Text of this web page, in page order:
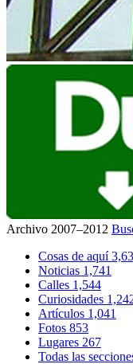
Archivo 2007–2012
Cosas de aquí
Noticias 1,741
Calles 1,544
Curiosidades
Artículos 1,041
Fotos 853
Lugares 267
Todas las